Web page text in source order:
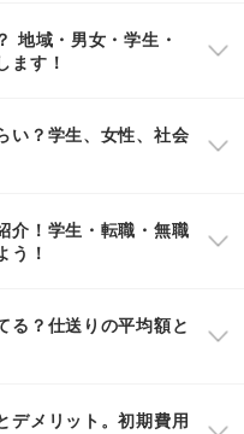
地域・男女・学生・
ます！
い？学生、女性、社会
介！学生・転職・無職
う！
る？仕送りの平均額と
デメリット。初期費用